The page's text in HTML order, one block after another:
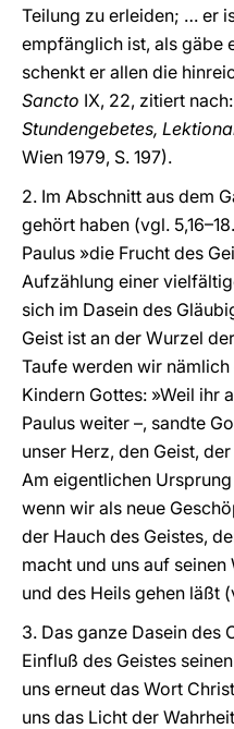
Teilung zu erleiden; … er
empfänglich ist, als gäbe
schenkt er allen die
Sancto IX, 22, zitiert nach:
Stundengebetes,
Wien 1979, S. 197).
2. Im Abschnitt aus dem
gehört haben (vgl.
Paulus »die Frucht des
Aufzählung einer
sich im Dasein des
Geist ist an der Wurzel
Taufe werden wir
Kindern Gottes: »Weil ihr
Paulus weiter –, sandte
unser Herz, den Geist,
Am eigentlichen
wenn wir als neue
der Hauch des Geistes,
macht und uns auf
und des Heils gehen läßt
3. Das ganze Dasein des
Einfluß des Geistes
uns erneut das Wort
uns das Licht der